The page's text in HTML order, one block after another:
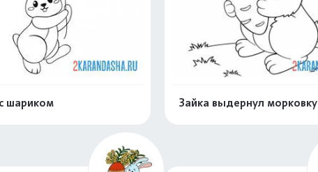
шариком Зайка выдернул морковку